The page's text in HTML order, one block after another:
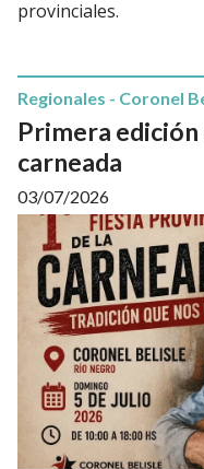
provinciales.
Primera edición
carneada
Regionales - Coronel
03/07/2026